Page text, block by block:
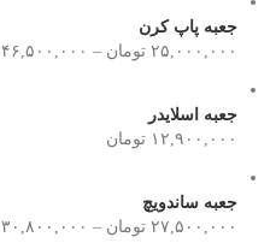
جعبه پاپ کرن
۲۵,۰۰۰,۰۰۰ تومان – ۴۶,۵۰۰,۰۰۰
جعبه اسلایدر
۱۲,۹۰۰,۰۰۰ تومان
جعبه ساندویچ
۲۷,۵۰۰,۰۰۰ تومان – ۳۰,۸۰۰,۰۰۰